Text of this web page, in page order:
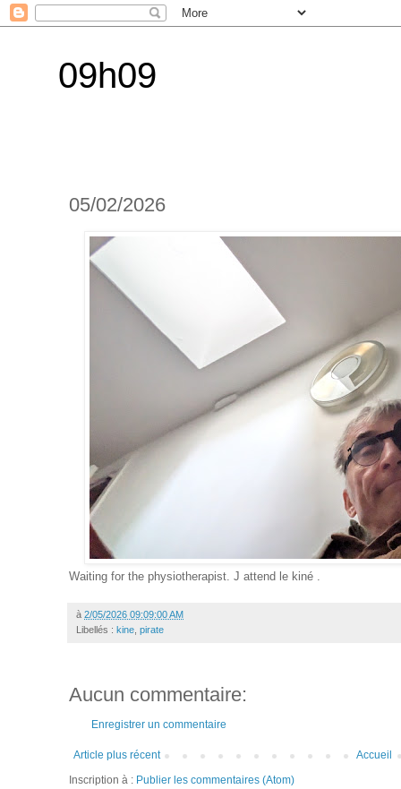
09h09
05/02/2026
Waiting for the physiotherapist. J attend le kiné .
à 2/05/2026 09:09:00 AM
Libellés : kine pirate
Aucun commentaire:
Enregistrer un commentaire
Article plus récent
Accueil
Inscription à : Publier les commentaires (Atom)